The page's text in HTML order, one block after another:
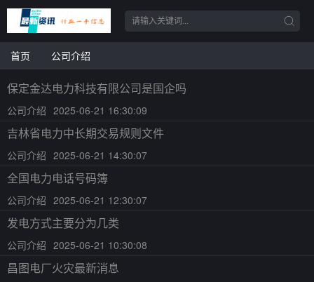
首页 公司介绍
保定金达电力科技有限公司是国企吗
公司介绍 2025-06-21 16:30:09
吉林省电力中长期交易规则文件
公司介绍 2025-06-21 14:30:07
全国电力电话号码簿
公司介绍 2025-06-21 12:30:07
发电方式主要分为几类
公司介绍 2025-06-21 10:30:08
昌图电厂火灾最新消息